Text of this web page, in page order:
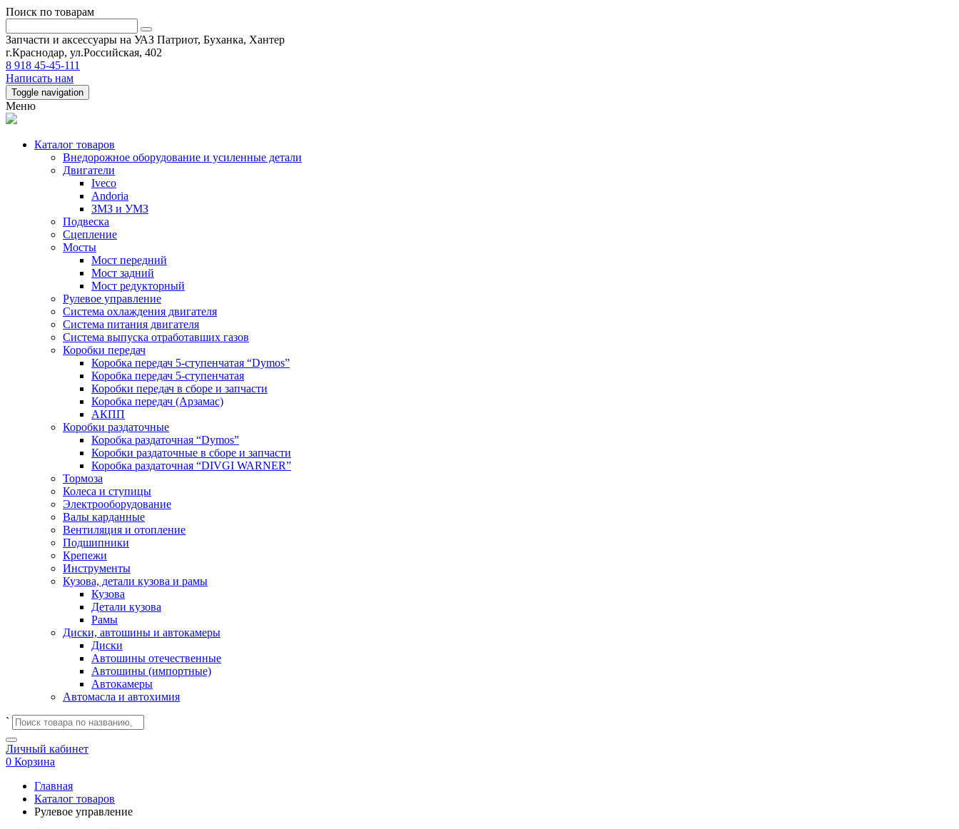
Поиск по товарам
Запчасти и аксессуары на УАЗ Патриот, Буханка, Хантер
г.Краснодар, ул.Российская, 402
8 918 45-45-111
Написать нам
Toggle navigation
Меню
Каталог товаров
Внедорожное оборудование и усиленные детали
Двигатели
Iveco
Andoria
ЗМЗ и УМЗ
Подвеска
Сцепление
Мосты
Мост передний
Мост задний
Мост редукторный
Рулевое управление
Система охлаждения двигателя
Система питания двигателя
Система выпуска отработавших газов
Коробки передач
Коробка передач 5-ступенчатая “Dymos”
Коробка передач 5-ступенчатая
Коробки передач в сборе и запчасти
Коробка передач (Арзамас)
АКПП
Коробки раздаточные
Коробка раздаточная “Dymos”
Коробки раздаточные в сборе и запчасти
Коробка раздаточная “DIVGI WARNER”
Тормоза
Колеса и ступицы
Электрооборудование
Валы карданные
Вентиляция и отопление
Подшипники
Крепежи
Инструменты
Кузова, детали кузова и рамы
Кузова
Детали кузова
Рамы
Диски, автошины и автокамеры
Диски
Автошины отечественные
Автошины (импортные)
Автокамеры
Автомасла и автохимия
`
Личный кабинет
0 Корзина
Главная
Каталог товаров
Рулевое управление